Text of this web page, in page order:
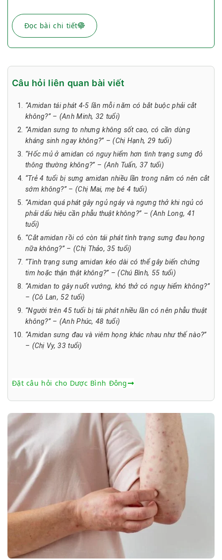
Đọc bài chi tiết
Câu hỏi liên quan bài viết
“Amidan tái phát 4-5 lần mỗi năm có bắt buộc phải cắt
không?” – (Anh Minh, 32 tuổi)
“Amidan sưng to nhưng không sốt cao, có cần dùng
kháng sinh ngay không?” – (Chị Hạnh, 29 tuổi)
“Hốc mủ ở amidan có nguy hiểm hơn tình trạng sưng đỏ
thông thường không?” – (Anh Tuấn, 37 tuổi)
“Trẻ 4 tuổi bị sưng amidan nhiều lần trong năm có nên cắt
sớm không?” – (Chị Mai, mẹ bé 4 tuổi)
“Amidan quá phát gây ngủ ngáy và ngưng thở khi ngủ có
phải dấu hiệu cần phẫu thuật không?” – (Anh Long, 41
tuổi)
“Cắt amidan rồi có còn tái phát tình trạng sưng đau họng
nữa không?” – (Chị Thảo, 35 tuổi)
“Tình trạng sưng amidan kéo dài có thể gây biến chứng
tim hoặc thận thật không?” – (Chú Bình, 55 tuổi)
“Amidan to gây nuốt vướng, khó thở có nguy hiểm không?”
– (Cô Lan, 52 tuổi)
“Người trên 45 tuổi bị tái phát nhiều lần có nên phẫu thuật
không?” – (Anh Phúc, 48 tuổi)
“Amidan sưng đau và viêm họng khác nhau như thế nào?”
– (Chị Vy, 33 tuổi)
Đặt câu hỏi cho Dược Bình Đông